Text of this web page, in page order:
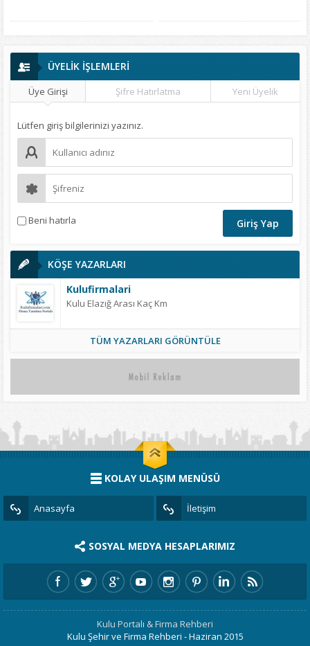
ÜYELİK İŞLEMLERİ
Üye Girişi Şifre Hatırlatma Yeni Üyelik
Lütfen giriş bilgilerinizi yazınız.
Beni hatırla
KÖŞE YAZARLARI
Kulufirmalari
Kulu Elazığ Arası Kaç Km
TÜM YAZARLARI GÖRÜNTÜLE
KOLAY ULAŞIM MENÜSÜ
Anasayfa İletişim
SOSYAL MEDYA HESAPLARIMIZ
Kulu Portalı & Firma Rehberi
Kulu Şehir ve Firma Rehberi - Haziran 2015